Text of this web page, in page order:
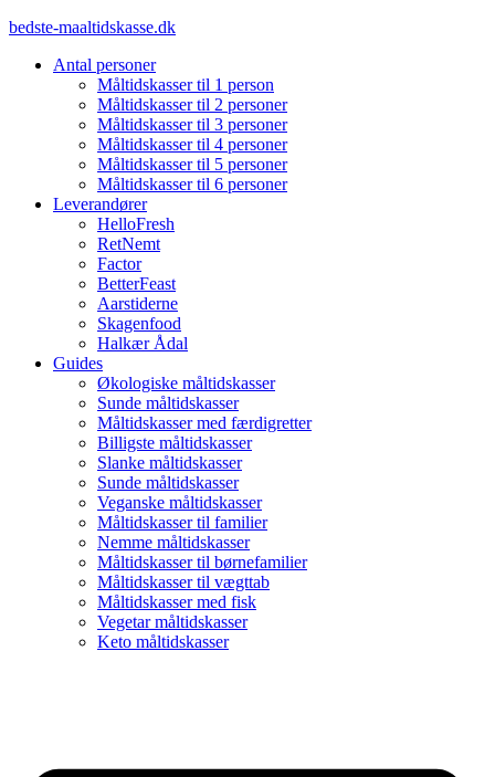
Videre
indhold
bedste-maaltidskasse.dk
Antal personer
Måltidskasser til 1 person
Måltidskasser til 2 personer
Måltidskasser til 3 personer
Måltidskasser til 4 personer
Måltidskasser til 5 personer
Måltidskasser til 6 personer
Leverandører
HelloFresh
RetNemt
Factor
BetterFeast
Aarstiderne
Skagenfood
Halkær Ådal
Guides
Økologiske måltidskasser
Sunde måltidskasser
Måltidskasser med færdigretter
Billigste måltidskasser
Slanke måltidskasser
Sunde måltidskasser
Veganske måltidskasser
Måltidskasser til familier
Nemme måltidskasser
Måltidskasser til børnefamilier
Måltidskasser til vægttab
Måltidskasser med fisk
Vegetar måltidskasser
Keto måltidskasser